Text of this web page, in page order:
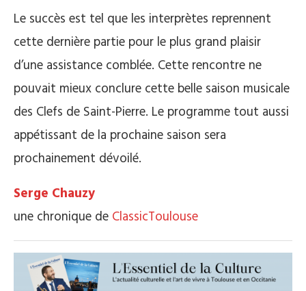
Le succès est tel que les interprètes reprennent
cette dernière partie pour le plus grand plaisir
d’une assistance comblée. Cette rencontre ne
pouvait mieux conclure cette belle saison musicale
des Clefs de Saint-Pierre. Le programme tout aussi
appétissant de la prochaine saison sera
prochainement dévoilé.
Serge Chauzy
une chronique de ClassicToulouse